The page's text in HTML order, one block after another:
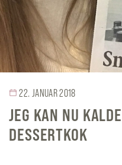
22. JANUAR 2018
JEG KAN NU
DESSERTKOK